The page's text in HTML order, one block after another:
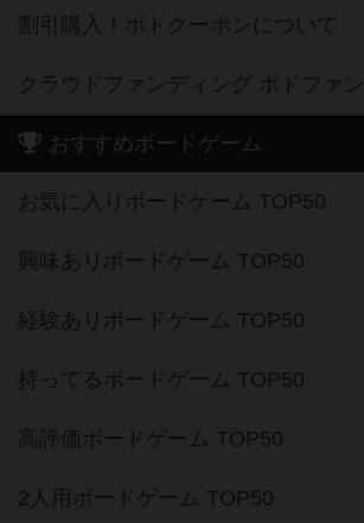
割引購入！ボドクーポンについて
クラウドファンディング ボドファン
おすすめボードゲーム
お気に入りボードゲーム TOP50
興味ありボードゲーム TOP50
経験ありボードゲーム TOP50
持ってるボードゲーム TOP50
高評価ボードゲーム TOP50
2人用ボードゲーム TOP50